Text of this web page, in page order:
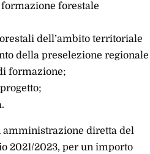
forestale
dell’ambito territoriale
della preselezione regionale
formazione;
amministrazione diretta del
2021/2023, per un importo